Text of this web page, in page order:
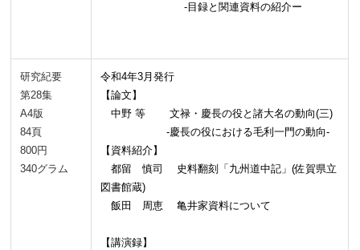
-目録と関連資料の紹介ー
研究紀要
第28集
A4版
84頁
800円
340グラム
令和4年3月発行
【論文】
中野 等 文禄・慶長の役と諸大名の動向(三)
-慶長の役における毛利一門の動向-
【資料紹介】
都留 慎司 史料翻刻「九州道中記」(佐賀県立
図書館蔵)
飯田 周恵 亀井家資料について
【講演録】